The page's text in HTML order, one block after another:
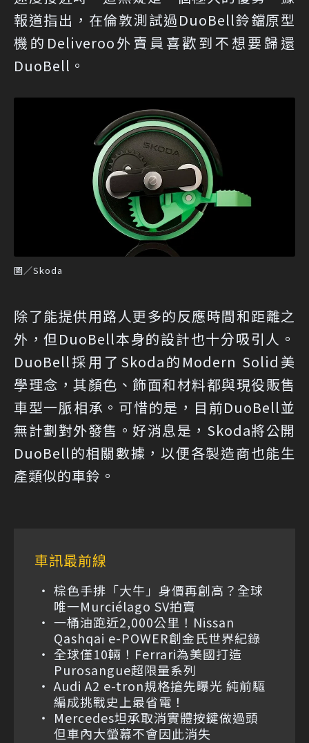
報道指出，在倫敦測試過DuoBell鈴鐺原型
機的Deliveroo外賣員喜歡到不想要歸還
DuoBell。
圖／Skoda
除了能提供用路人更多的反應時間和距離之
外，但DuoBell本身的設計也十分吸引人。
DuoBell採用了Skoda的Modern Solid美
學理念，其顏色、飾面和材料都與現役販售
車型一脈相承。可惜的是，目前DuoBell並
無計劃對外發售。好消息是，Skoda將公開
DuoBell的相關數據，以便各製造商也能生
產類似的車鈴。
車訊最前線
棕色手排「大牛」身價再創高？全球
唯一Murciélago SV拍賣
一桶油跑近2,000公里！Nissan
Qashqai e-POWER創金氏世界紀錄
全球僅10輛！Ferrari為美國打造
Purosangue超限量系列
Audi A2 e-tron規格搶先曝光 純前驅
編成挑戰史上最省電！
Mercedes坦承取消實體按鍵做過頭
但車內大螢幕不會因此消失